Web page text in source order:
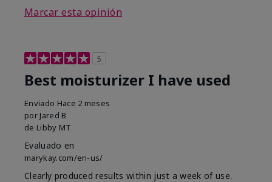
Marcar esta opinión
5
Best moisturizer I have used
Enviado Hace 2 meses
por Jared B
de Libby MT
Evaluado en
marykay.com/en-us/
Clearly produced results within just a week of use.